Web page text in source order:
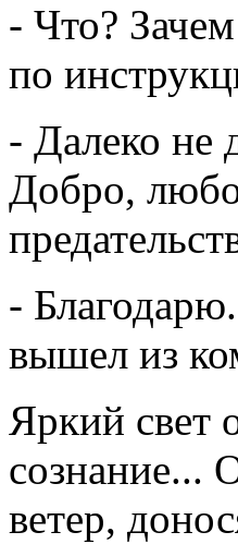
- Что?
по
- Далеко не
Добро,
-
вышел из
Яркий свет
сознание...
ветер,